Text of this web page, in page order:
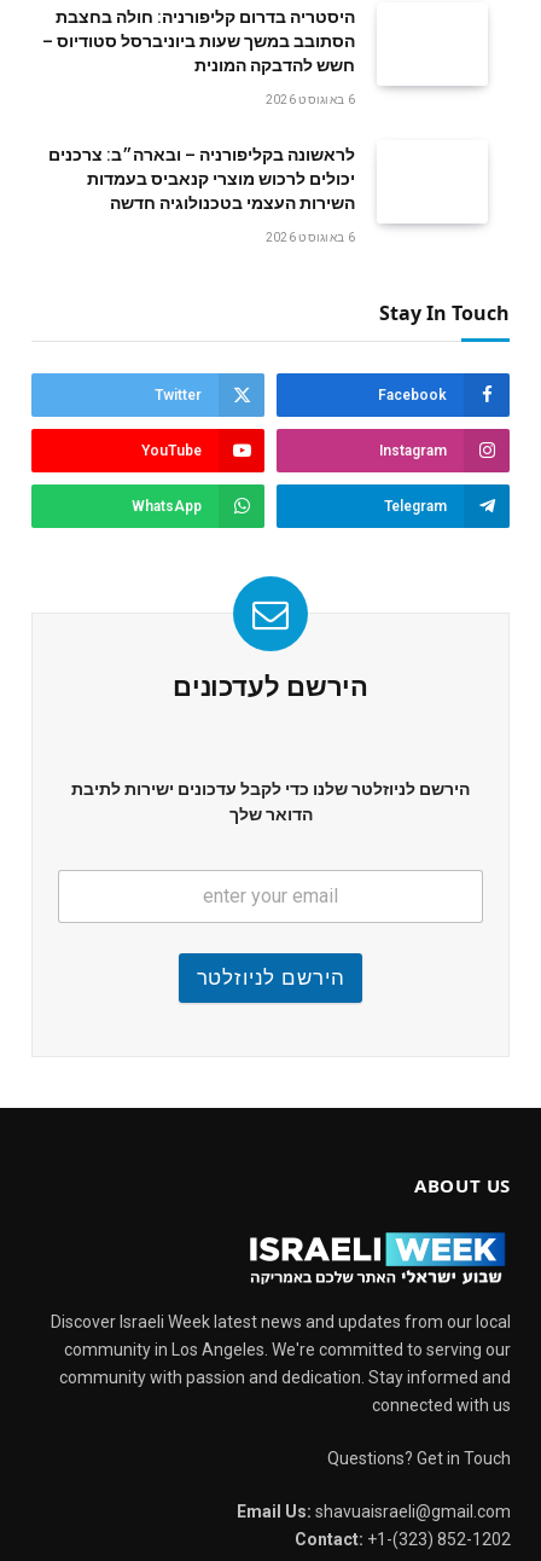
היסטריה בדרום קליפורניה: חולה בחצבת
הסתובב במשך שעות ביוניברסל סטודיוס –
חשש להדבקה המונית
6 באוגוסט 2026
לראשונה בקליפורניה – ובארה״ב: צרכנים
יכולים לרכוש מוצרי קנאביס בעמדות
השירות העצמי בטכנולוגיה חדשה
6 באוגוסט 2026
Stay In Touch
Facebook
Twitter
Instagram
YouTube
Telegram
WhatsApp
הירשם לעדכונים
הירשם לניוזלטר שלנו כדי לקבל עדכונים ישירות לתיבת
הדואר שלך
הירשם לניוזלטר
ABOUT US
Discover Israeli Week latest news and updates from our local
community in Los Angeles. We're committed to serving our
community with passion and dedication. Stay informed and
connected with us
Questions? Get in Touch
Email Us: shavuaisraeli@gmail.com
Contact: +1-(323) 852-1202